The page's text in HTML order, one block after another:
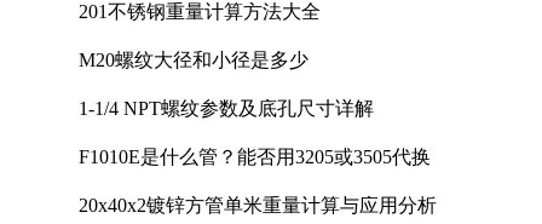
201不锈钢重量计算方法大全
M20螺纹大径和小径是多少
1-1/4 NPT螺纹参数及底孔尺寸详解
F1010E是什么管？能否用3205或3505代换
20x40x2镀锌方管单米重量计算与应用分析